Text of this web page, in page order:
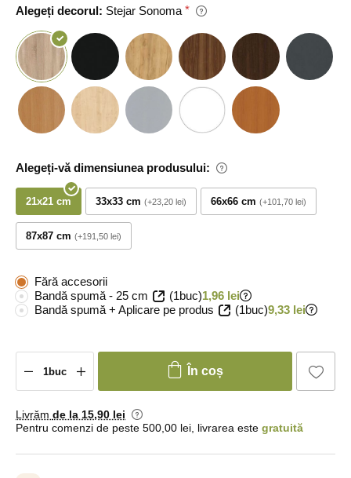
Alegeți decorul: Stejar Sonoma
Alegeți-vă dimensiunea produsului:
21x21 cm 33x33 cm +23,20 lei 66x66 cm +101,70 lei
87x87 cm +191,50 lei
Fără accesorii
Bandă spumă - 25 cm
(1buc)1,96 lei
Bandă spumă + Aplicare pe produs
(1buc)9,33 lei
În coș
Livrăm de la 15,90 lei
Pentru comenzi de peste 500,00 lei, livrarea este gratuită